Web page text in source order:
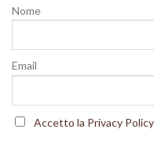
Nome
Email
Accetto la Privacy Policy